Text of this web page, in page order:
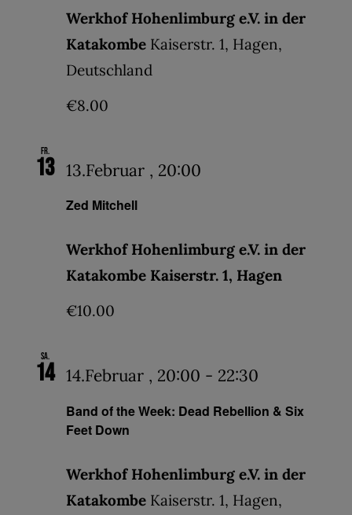
Werkhof Hohenlimburg e.V. in der
Katakombe Kaiserstr. 1, Hagen,
Deutschland
€8.00
Fr.
13
Zed Mitchell
13.Februar , 20:00
Werkhof Hohenlimburg e.V. in der
Katakombe Kaiserstr. 1, Hagen
€10.00
Sa.
14
Band of the Week: Dead Rebellion & Six
Feet Down
14.Februar , 20:00 - 22:30
Werkhof Hohenlimburg e.V. in der
Katakombe Kaiserstr. 1, Hagen,